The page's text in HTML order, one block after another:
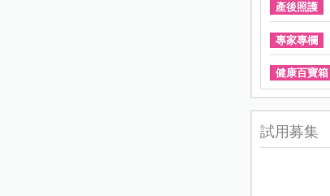
產後照護
專家專欄
健康百寶箱
試用募集